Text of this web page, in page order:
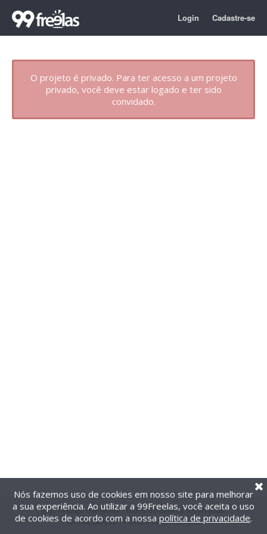
Login Cadastre-se
O projeto é privado. Para ter acesso a um projeto
privado, você deve estar logado e ter sido
convidado.
@2014-2026 99Freelas. Todos os direitos reservados.
Termos de uso| Política de privacidade
Nós fazemos uso de cookies em nosso site para melhorar
a sua experiência. Ao utilizar a 99Freelas, você aceita o uso
de cookies de acordo com a nossa política de privacidade.